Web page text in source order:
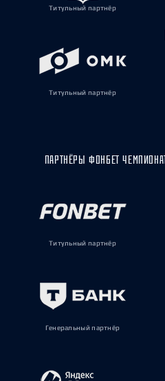
Титульный партнёр
Титульный партнёр
ПАРТНЁРЫ ФОНБЕТ
Титульный партнёр
Генеральный партнёр